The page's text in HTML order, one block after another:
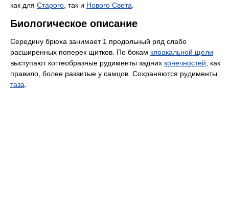
как для Старого , так и Нового Света
Биологическое описание
Середину брюха занимает 1 продольный ряд слабо
расширенных поперек щитков. По бокам клоакальной щели
выступают когтеобразные рудименты задних конечностей , как
правило, более развитые у самцов. Сохраняются рудименты
таза